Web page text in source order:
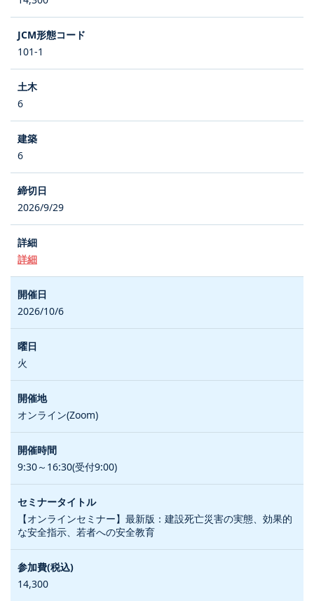
101-1
6
6
2026/9/29
詳細
2026/10/6
火
オンライン(Zoom)
9:30～16:30(受付9:00)
【オンラインセミナー】最新版：建設死亡災害の実態、効果的
な安全指示、若者への安全教育
14,300